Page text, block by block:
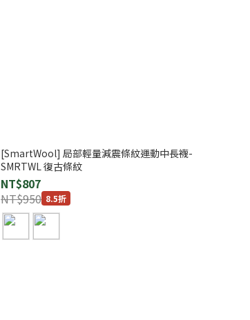
[SmartWool] 局部輕量減震條紋運動中長襪-
SMRTWL 復古條紋
NT$807
NT$950 8.5折